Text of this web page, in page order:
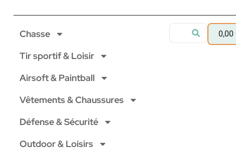
Chasse
Tir sportif & Loisir
Airsoft & Paintball
Vêtements & Chaussures
Défense & Sécurité
Outdoor & Loisirs
0,00